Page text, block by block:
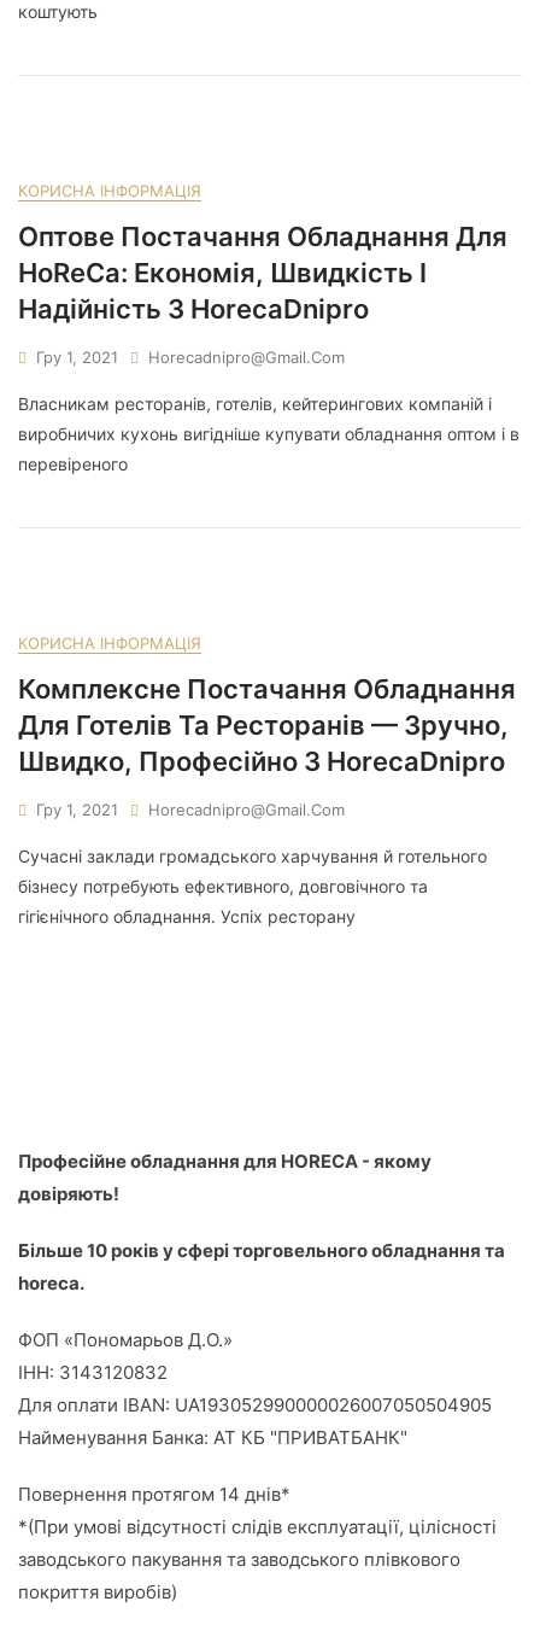
коштують
КОРИСНА ІНФОРМАЦІЯ
Оптове Постачання Обладнання Для
HoReCa: Економія, Швидкість І
Надійність З HorecaDnipro
Гру 1, 2021 Horecadnipro@gmail.com
Власникам ресторанів, готелів, кейтерингових компаній і
виробничих кухонь вигідніше купувати обладнання оптом і в
перевіреного
КОРИСНА ІНФОРМАЦІЯ
Комплексне Постачання Обладнання
Для Готелів Та Ресторанів — Зручно,
Швидко, Професійно З HorecaDnipro
Гру 1, 2021 Horecadnipro@gmail.com
Сучасні заклади громадського харчування й готельного
бізнесу потребують ефективного, довговічного та
гігієнічного обладнання. Успіх ресторану
Професійне обладнання для HORECA - якому
довіряють!
Більше 10 років у сфері торговельного обладнання та
horeca.
ФОП «Пономарьов Д.О.»
ІНН: 3143120832
Для оплати IBAN: UA193052990000026007050504905
Найменування Банка: АТ КБ "ПРИВАТБАНК"
Повернення протягом 14 днів*
*(При умові відсутності слідів експлуатації, цілісності
заводського пакування та заводського плівкового
покриття виробів)